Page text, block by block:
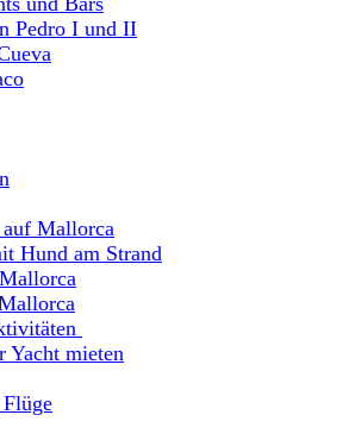
Pedro I und II
auf Mallorca
Hund am Strand
Yacht mieten